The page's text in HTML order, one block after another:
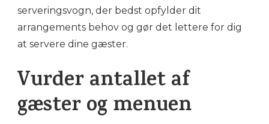
serveringsvogn, der bedst opfylder dit
arrangements behov og gør det lettere for dig
at servere dine gæster.
Vurder antallet af
gæster og menuen